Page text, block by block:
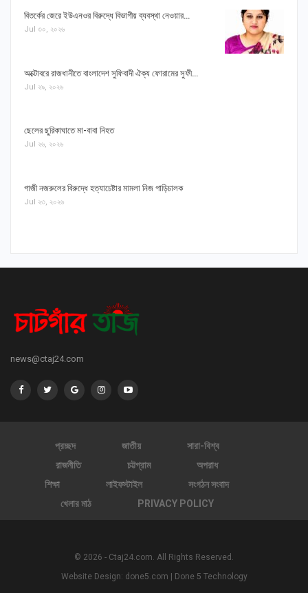
বিতর্কের জেরে ইউএনওর বিরুদ্ধে বিভাগীয় ব্যবস্থা নেওয়ার…
Jul ৩০, ২০২৬
অক্টোবরে রাজধানীতে বাংলাদেশ সুফিবাদী ঐক্য ফোরামের সুফী…
Jul ২৯, ২০২৬
ছেলের ছুরিকাঘাতে মা-বাবা নিহত
Jul ২৬, ২০২৬
গাজী নজরুলের বিরুদ্ধে হত্যাচেষ্টার মামলা নিজ গাড়িচালক
Jul ২৩, ২০২৬
news@ctaj24.com
প্রচ্ছদ জাতীয়
সারা-বিশ্ব
রাজনীতি
চট্টগ্রাম
অপরাধ
শিক্ষা
লাইফস্টাইল
সংগঠন সংবাদ
খেলার মাঠ
PRIVACY POLICY
© 2026 - Ctaj24.com. All Rights Reserved.
Website Design: done5.com | Done 5 Technology